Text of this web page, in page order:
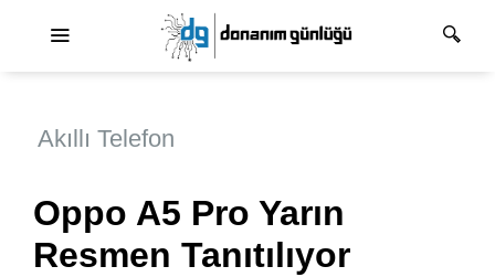
Akıllı Telefon
Oppo A5 Pro Yarın
Resmen Tanıtılıyor